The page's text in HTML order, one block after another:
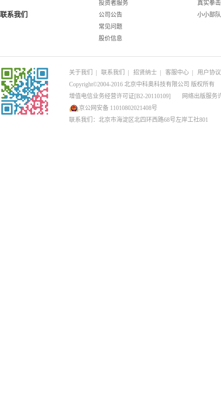
联系我们
投资者服务
公司公告
常见问题
股价信息
真实拳击
小小部
关于我们 | 联系我们 | 招贤纳士 | 客服中心 | 用户协议
Copyright©2004-2016 北京中科奥科技有限公司 版权所有
增值电信业务经营许可证[B2-20110109]
网络出版服务
京公网安备 11010802021408号
联系我们：北京市海淀区北四环西路68号左岸工社801